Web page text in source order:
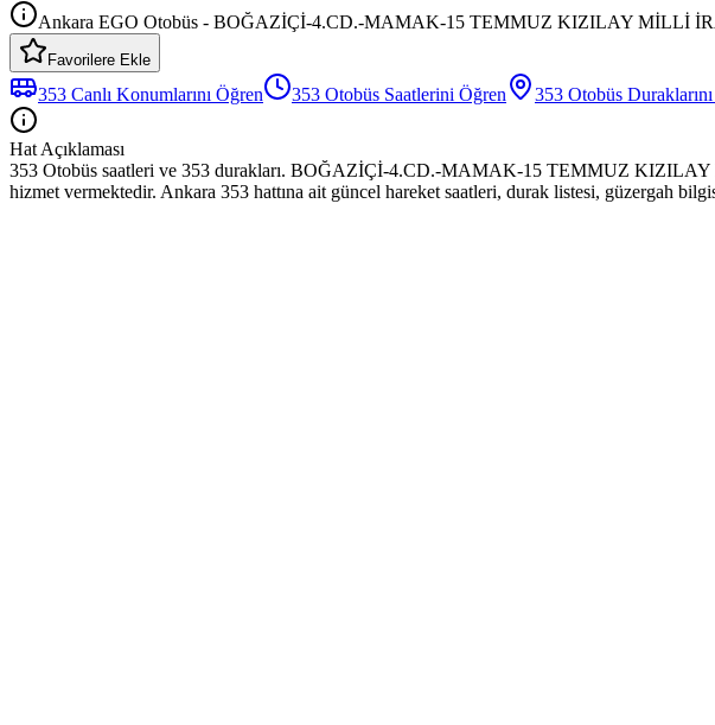
Ankara EGO Otobüs - BOĞAZİÇİ-4.CD.-MAMAK-15 TEMMUZ KIZILAY MİLLİ
Favorilere Ekle
353 Canlı Konumlarını Öğren 353 Otobüs Saatlerini Öğren 353 Otobüs
Hat Açıklaması
353 Otobüs saatleri ve 353 durakları. BOĞAZİÇİ-4.CD.-MAMAK-15 TEMMUZ
hizmet vermektedir. Ankara 353 hattına ait güncel hareket saatleri, durak listesi, güzergah